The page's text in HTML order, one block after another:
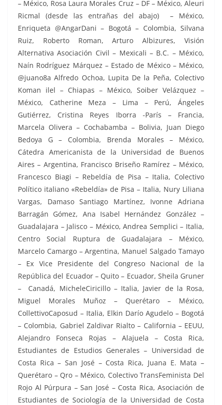
– México, Rosa Laura Morales Cruz – DF – México, Aleuri
Ricmal (desde las entrañas del abajo) – México,
Enriqueta @AngarDani – Bogotá – Colombia, Silvana
Ruiz, Roberto Roman, Arturo Albizures, Visión
Alternativa Asociación Civil – Mexicali – B.C. – México,
Naín Rodríguez Márquez – Estado de México – México,
@juano8a Alfredo Ochoa, Lupita De la Peña, Colectivo
Koman ilel – Chiapas – México, Soiber Velázquez –
México, Catherine Meza – Lima – Perú, Ángeles
Gutiérrez, Cristina Reyes Iborra -París – Francia,
Marcela Olivera – Cochabamba – Bolivia, Juan Diego
Bedoya G – Colombia, Brenda Morales – México,
Cátedra Americanista de la Universidad de Buenos
Aires – Argentina, Francisco Briseño Ramírez – México,
Francesco Biagi – Rebeldía de Pisa – Italia, Colectivo
Político italiano «Rebeldía» de Pisa – Italia, Nury Liliana
Vargas, Damaso Santiago Martínez, Ivonne Adriana
Barragán Gómez, Ana Isabel Hernández González –
Guadalajara – Jalisco – México, Andrea Semplici – Italia,
Centro Social Ruptura de Guadalajara – México,
Marcelo Camargo – Argentina, Manuel Salgado Tamayo
– Ex Vice Presidente del Congreso Nacional de la
República del Ecuador – Quito – Ecuador, Sheila Gruner
– Canadá, MicheleCiricillo – Italia, Javier de la Rosa,
Miguel Morales Muñoz – Querétaro – México,
CollettivoCaposud – Italia, Elkin Darío Agudelo – Bogotá
– Colombia, Gabriel Zaldivar Rialto – California – EEUU,
Alejandro Fonseca Rojas – Alajuela – Costa Rica,
Estudiantes de Estudios Generales – Universidad de
Costa Rica – San José – Costa Rica, Juana E. Mata –
Querétaro – Qro – México, Colectivo TransFeminista Del
Rojo Al Púrpura – San José – Costa Rica, Asociación de
Estudiantes de Sociología de la Universidad de Costa